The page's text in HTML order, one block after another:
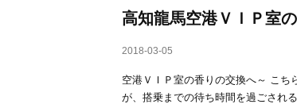
高知龍馬空港ＶＩＰ室
2018-03-05
空港ＶＩＰ室の香りの交換へ～ こち
が、搭乗までの待ち時間を過ごされ